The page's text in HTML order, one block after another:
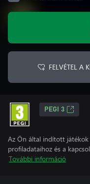
FELVÉTEL A
PEGI 3
Az Ön által indított játékok
profiladataihoz és a
További információ